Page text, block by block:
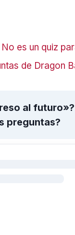
es un quiz
de Dragon
al
preguntas?